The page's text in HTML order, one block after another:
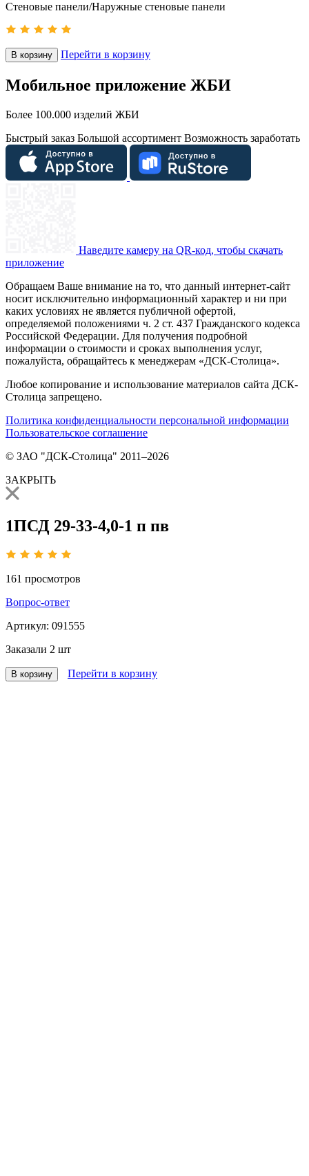
Стеновые панели/Наружные стеновые панели
В корзину Перейти в корзину
Мобильное приложение ЖБИ
Более 100.000 изделий ЖБИ
Быстрый заказ Большой ассортимент Возможность заработать
Наведите камеру на QR-код, чтобы скачать
приложение
Обращаем Ваше внимание на то, что данный интернет-сайт
носит исключительно информационный характер и ни при
каких условиях не является публичной офертой,
определяемой положениями ч. 2 ст. 437 Гражданского кодекса
Российской Федерации. Для получения подробной
информации о стоимости и сроках выполнения услуг,
пожалуйста, обращайтесь к менеджерам «ДСК-Столица».
Любое копирование и использование материалов сайта ДСК-
Столица запрещено.
Политика конфиденциальности персональной информации
Пользовательское соглашение
© ЗАО "ДСК-Столица" 2011–2026
ЗАКРЫТЬ
1ПСД 29-33-4,0-1 п пв
161 просмотров
Вопрос-ответ
Артикул: 091555
Заказали 2 шт
В корзину Перейти в корзину